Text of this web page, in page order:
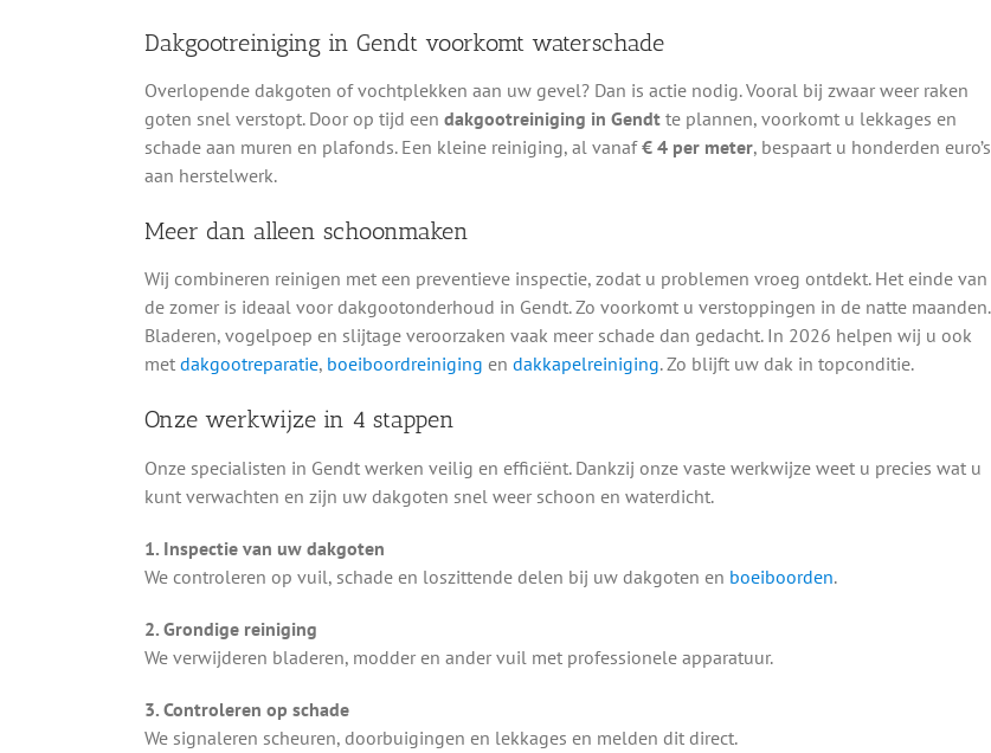
Dakgootreiniging in Gendt voorkomt waterschade
Overlopende dakgoten of vochtplekken aan uw gevel? Dan is actie nodig. Vooral bij zwaar weer raken
goten snel verstopt. Door op tijd een dakgootreiniging in Gendtte plannen, voorkomt u lekkages en
schade aan muren en plafonds. Een kleine reiniging, al vanaf€ 4 per meter, bespaart u honderden euro’s
aan herstelwerk.
Meer dan alleen schoonmaken
Wij combineren reinigen met een preventieve inspectie, zodat u problemen vroeg ontdekt. Het einde van
de zomer is ideaal voor dakgootonderhoud in Gendt. Zo voorkomt u verstoppingen in de natte maanden.
Bladeren, vogelpoep en slijtage veroorzaken vaak meer schade dan gedacht. In 2026 helpen wij u ook
met dakgootreparatie, boeiboordreiniging en dakkapelreiniging. Zo blijft uw dak in topconditie.
Onze werkwijze in 4 stappen
Onze specialisten in Gendt werken veilig en efficiënt. Dankzij onze vaste werkwijze weet u precies wat u
kunt verwachten en zijn uw dakgoten snel weer schoon en waterdicht.
1. Inspectie van uw dakgoten
We controleren op vuil, schade en loszittende delen bij uw dakgoten en boeiboorden.
2. Grondige reiniging
We verwijderen bladeren, modder en ander vuil met professionele apparatuur.
3. Controleren op schade
We signaleren scheuren, doorbuigingen en lekkages en melden dit direct.